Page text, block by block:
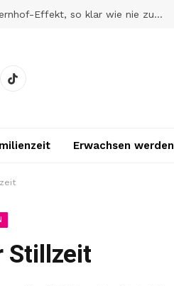
Der Bauernhof-Effekt, so klar wie nie zuvor
TikTok
Erwachsen werden
Stillzeit